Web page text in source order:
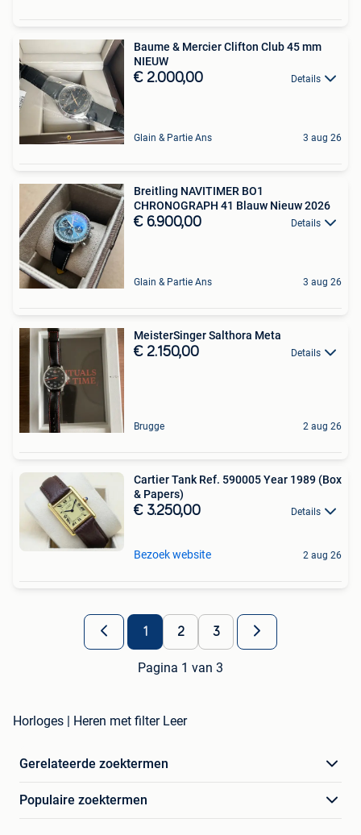
Baume & Mercier Clifton Club 45 mm
NIEUW
€ 2.000,00 Details
Glain & Partie Ans 3 aug 26
Breitling NAVITIMER BO1
CHRONOGRAPH 41 Blauw Nieuw 2026
€ 6.900,00 Details
Glain & Partie Ans 3 aug 26
MeisterSinger Salthora Meta
€ 2.150,00 Details
Brugge 2 aug 26
Cartier Tank Ref. 590005 Year 1989 (Box
& Papers)
€ 3.250,00 Details
Bezoek website 2 aug 26
1 2 3
Pagina 1 van 3
Horloges | Heren met filter Leer
Gerelateerde zoektermen
Populaire zoektermen